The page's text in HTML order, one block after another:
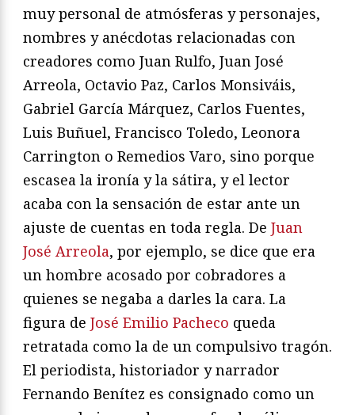
muy personal de atmósferas y personajes,
nombres y anécdotas relacionadas con
creadores como Juan Rulfo, Juan José
Arreola, Octavio Paz, Carlos Monsiváis,
Gabriel García Márquez, Carlos Fuentes,
Luis Buñuel, Francisco Toledo, Leonora
Carrington o Remedios Varo, sino porque
escasea la ironía y la sátira, y el lector
acaba con la sensación de estar ante un
ajuste de cuentas en toda regla. De Juan
José Arreola, por ejemplo, se dice que era
un hombre acosado por cobradores a
quienes se negaba a darles la cara. La
figura de José Emilio Pacheco queda
retratada como la de un compulsivo tragón.
El periodista, historiador y narrador
Fernando Benítez es consignado como un